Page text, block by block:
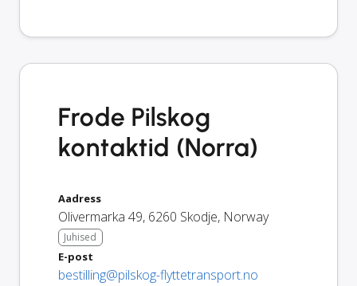
Frode Pilskog
kontaktid (Norra)
Aadress
Olivermarka 49, 6260 Skodje, Norway
Juhised
E-post
bestilling@pilskog-flyttetransport.no